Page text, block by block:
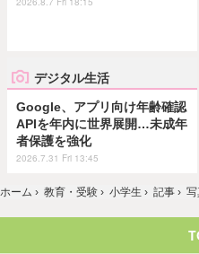
デジタル生活
Google、アプリ向け年齢確認
APIを年内に世界展開…未成年
者保護を強化
2026.7.31 Fri 13:45
ホーム › 教育・受験 › 小学生 › 記事 › 写